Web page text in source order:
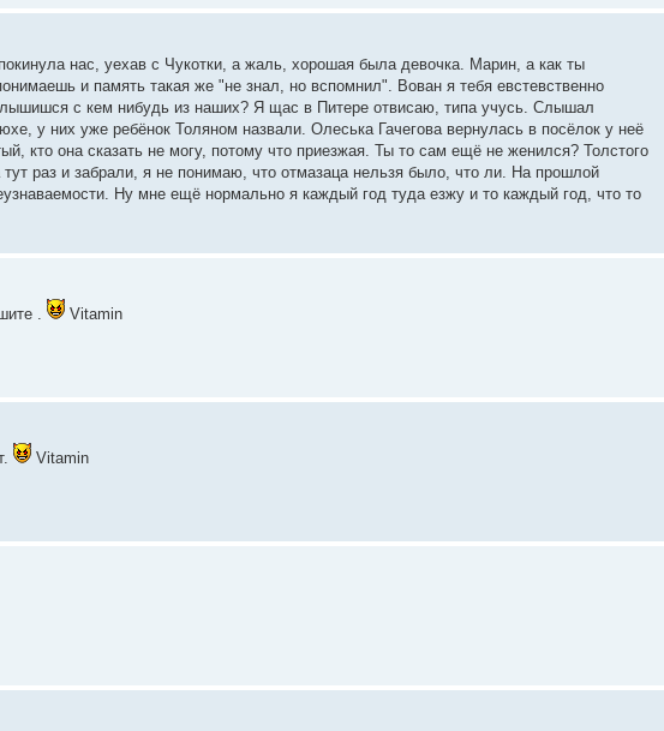
нас, уехав с Чукотки, а жаль, хорошая была девочка. Марин, а как ты
и память такая же "не знал, но вспомнил". Вован я тебя евстевственно
с кем нибудь из наших? Я щас в Питере отвисаю, типа учусь. Слышал
у них уже ребёнок Толяном назвали. Олеська Гачегова вернулась в посёлок у неё
кто она сказать не могу, потому что приезжая. Ты то сам ещё не женился? Толстого
раз и забрали, я не понимаю, что отмазаца нельзя было, что ли. На прошлой
Ну мне ещё нормально я каждый год туда езжу и то каждый год, что то
. Vitamin
Vitamin